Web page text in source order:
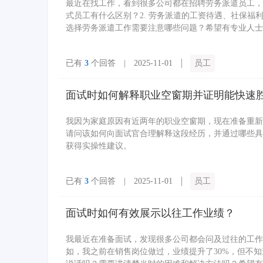
最近在找工作，看到很多公司都在招聘劳务派遣员工
式员工有什么区别？2. 劳务派遣的工资待遇、社保福
选择劳务派遣工作需要注意哪些问题？希望有专业人
已有 3 个回答 | 2025-11-01 员工
面试时如何解释职业空窗期并证明能快速
我因为家庭原因有近两年的职业空窗期，现在准备重
请问该如何向面试官合理解释这段经历，并通过哪些
获得实操性建议。
已有 3 个回答 | 2025-11-01 员工
面试时如何有效展示以往工作业绩？
我最近在准备面试，发现很多公司都会问及过往的工
如，我之前在销售岗位做过，业绩提升了30%，但不